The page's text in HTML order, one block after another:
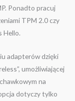
Ponadto pracuj
TPM 2.0 czy
Hello.
adapterów dzięki
umożliwiającej
na
dotyczy tylko